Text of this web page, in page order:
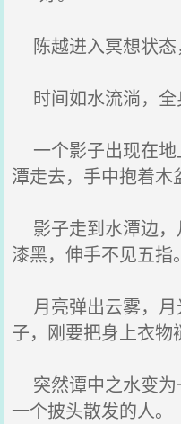
陈越进入冥想状态
时间如水流淌，全
一个影子出现在地
潭走去，手中抱着木
影子走到水潭边，
漆黑，伸手不见五指。
月亮弹出云雾，月
子，刚要把身上衣物
突然谭中之水变为
一个披头散发的人。